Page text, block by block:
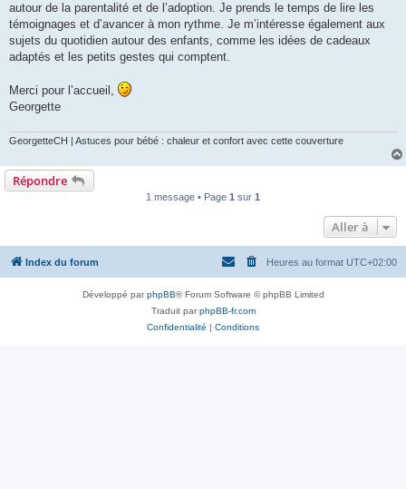
n
o
l
u
autour de la parentalité et de l’adoption. Je prends le temps de lire les
témoignages et d’avancer à mon rythme. Je m’intéresse également aux
sujets du quotidien autour des enfants, comme les idées de cadeaux
adaptés et les petits gestes qui comptent.
Merci pour l’accueil,
Georgette
GeorgetteCH | Astuces pour bébé : chaleur et confort avec cette couverture
Répondre
1 message • Page 1 sur 1
Aller à
Index du forum Heures au format UTC+02:00
Développé parphpBB® Forum Software © phpBB Limited
Traduit parphpBB-fr.com
Confidentialité | Conditions